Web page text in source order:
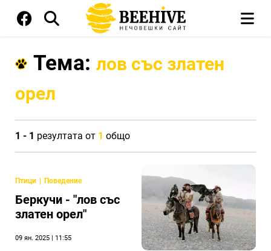
Тема: лов със златен
орел
1 - 1 резултата от 1 общо
Птици Поведение
Беркучи - "лов със
златен орел"
09 ян. 2025 | 11:55